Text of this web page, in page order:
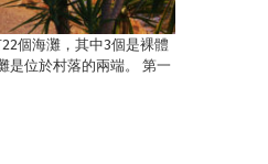
個海灘，其中3個是裸體
是位於村落的兩端。 第一